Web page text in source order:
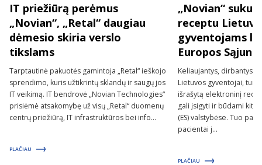
IT priežiūrą perėmus
„Novian“, „Retal“ daugiau
dėmesio skiria verslo
tikslams
Tarptautinė pakuotės gamintoja „Retal“ ieškojo
sprendimo, kuris užtikrintų sklandų ir saugų jos
IT veikimą. IT bendrovė „Novian Technologies“
prisiėmė atsakomybę už visų „Retal“ duomenų
centrų priežiūrą, IT infrastruktūros bei info...
PLAČIAU
„Novian“
receptu
gyventojams
Europos
Keliaujantys, dirbantys
Lietuvos gyventojai,
išrašytą elektroninį
gali įsigyti ir būdami
(ES) valstybėse. Tuo
pacientai j...
PLAČIAU